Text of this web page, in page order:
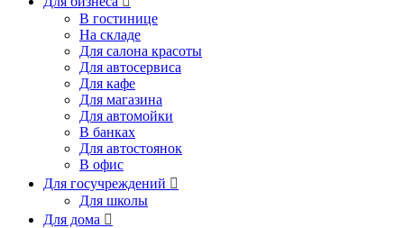
В гостинице
На складе
Для салона красоты
Для автосервиса
Для кафе
Для магазина
Для автомойки
В банках
Для автостоянок
В офис
Для госучреждений 
Для школы
Для дома 